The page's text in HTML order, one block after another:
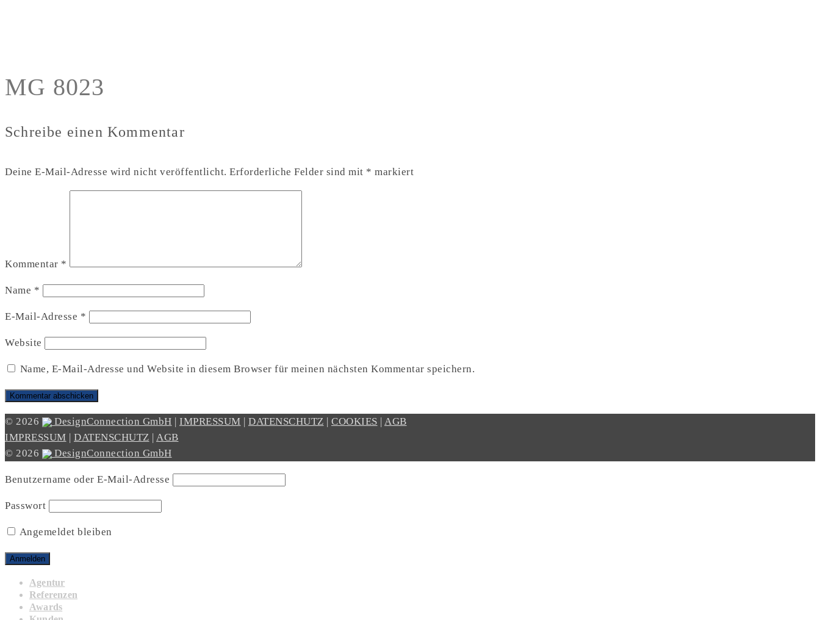
MG 8023
Schreibe einen Kommentar
Deine E-Mail-Adresse wird nicht veröffentlicht. Erforderliche Felder sind mit * markiert
Kommentar *
Name *
E-Mail-Adresse *
Website
Name, E-Mail-Adresse und Website in diesem Browser für meinen nächsten Kommentar speichern.
© 2026 DesignConnection GmbH IMPRESSUM DATENSCHUTZ COOKIES
AGB
IMPRESSUM
DATENSCHUTZ
AGB
© 2026
DesignConnection GmbH
Benutzername oder E-Mail-Adresse
Passwort
Angemeldet bleiben
Agentur
Referenzen
Awards